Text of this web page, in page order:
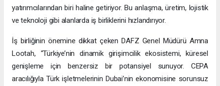
yatırımcılarından biri haline getiriyor. Bu anlaşma, üretim, lojistik
ve teknoloji gibi alanlarda iş birliklerini hızlandırıyor.
İş birliğinin önemine dikkat çeken DAFZ Genel Müdürü Amna
Lootah, “Türkiye’nin dinamik girişimcilik ekosistemi, küresel
genişleme için benzersiz bir potansiyel sunuyor. CEPA
aracılığıyla Türk işletmelerinin Dubai’nin ekonomisine sorunsuz